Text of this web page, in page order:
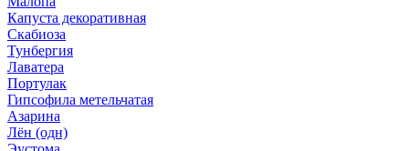
Капуста декоративная
Скабиоза
Тунбергия
Лаватера
Портулак
Гипсофила метельчатая
Азарина
Лён (одн)